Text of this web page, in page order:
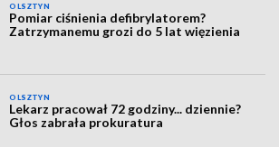
OLSZTYN
Pomiar ciśnienia defibrylatorem?
Zatrzymanemu grozi do 5 lat więzienia
OLSZTYN
Lekarz pracował 72 godziny... dziennie?
Głos zabrała prokuratura